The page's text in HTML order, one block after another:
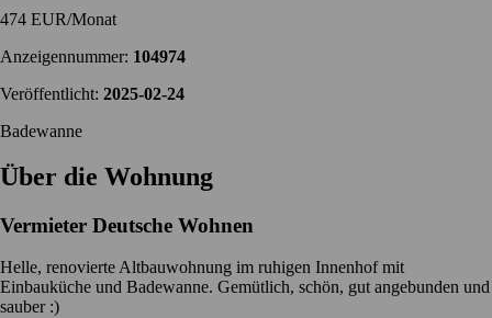
474 EUR/Monat
Anzeigennummer: 104974
Veröffentlicht: 2025-02-24
Badewanne
Über die Wohnung
Vermieter Deutsche Wohnen
Helle, renovierte Altbauwohnung im ruhigen Innenhof mit
Einbauküche und Badewanne. Gemütlich, schön, gut angebunden und
sauber :)